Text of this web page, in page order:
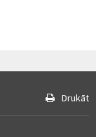
Drukāt